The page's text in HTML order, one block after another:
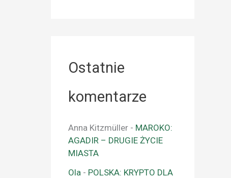
Ostatnie
komentarze
Anna Kitzmüller - MAROKO:
AGADIR – DRUGIE ŻYCIE
MIASTA
Ola - POLSKA: KRYPTO DLA